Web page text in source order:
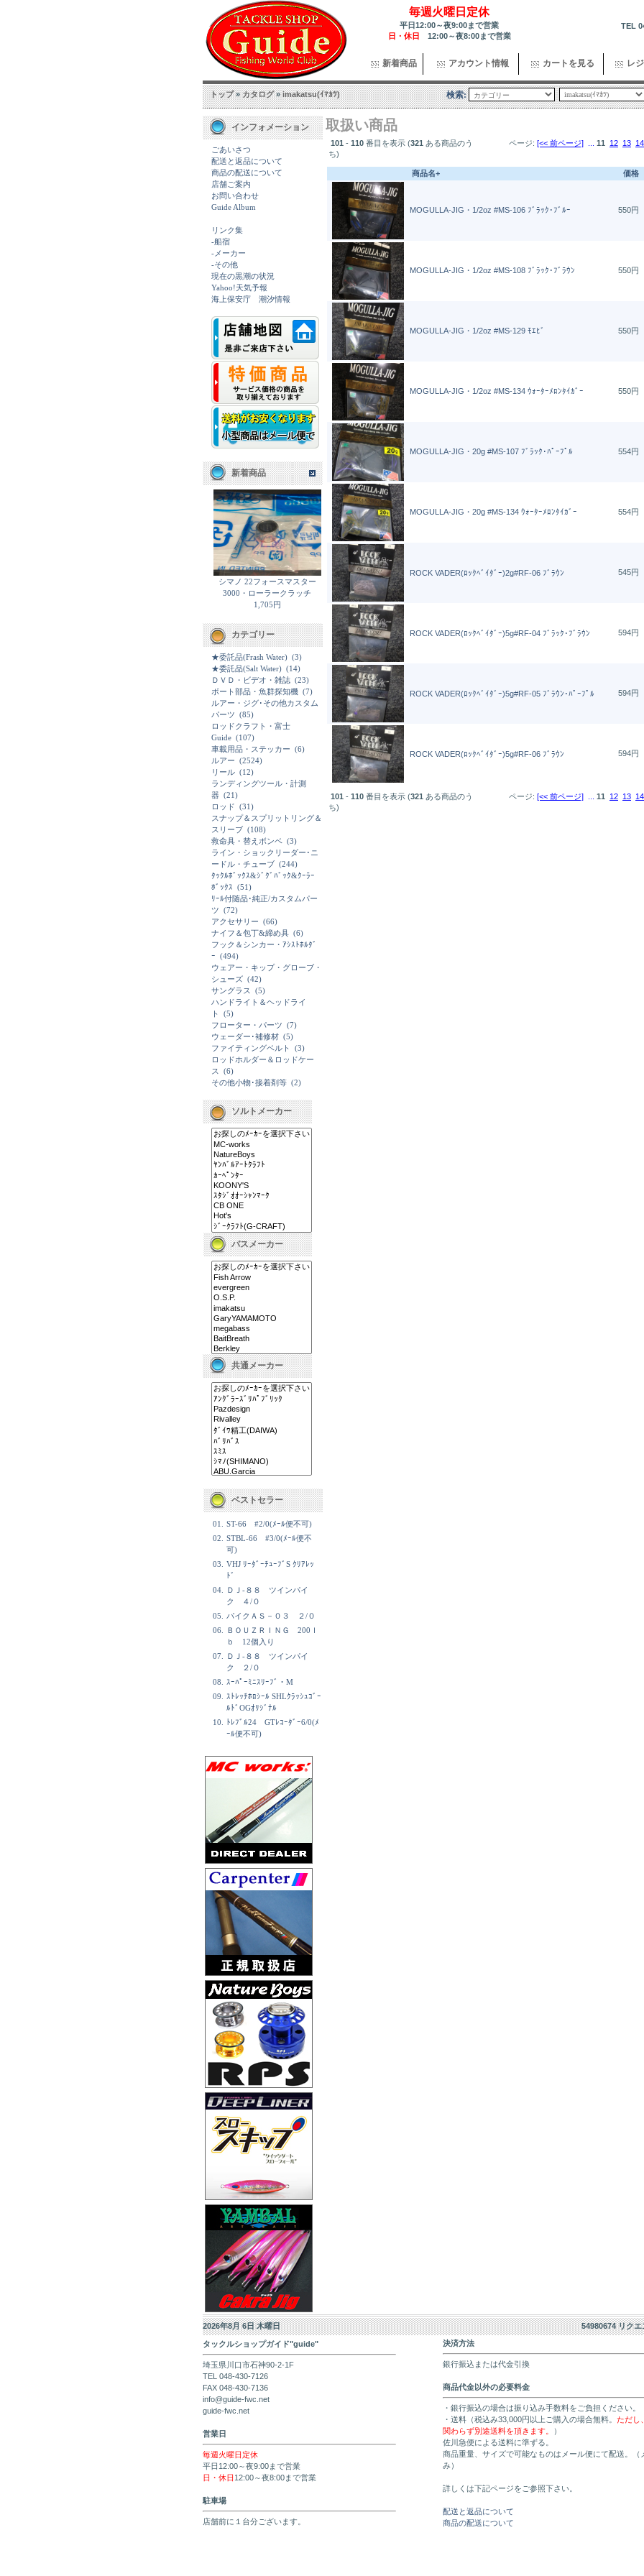
毎週火曜日定休
平日12:00～夜9:00まで営業
日・休日 12:00～夜8:00まで営業
TEL
新着商品 アカウント情報 カートを見る レ
トップ»カタログ»imakatsu(ｲﾏｶﾂ) 検索:
インフォメーション
ごあいさつ
配送と返品について
商品の配送について
店舗ご案内
お問い合わせ
Guide Album
リンク集
-船宿
-メーカー
-その他
現在の黒潮の状況
Yahoo!天気予報
海上保安庁 潮汐情報
新着商品
シマノ 22フォースマスター
3000・ローラークラッチ
1,705円
カテゴリー
★委託品(Frash Water) (3)
★委託品(Salt Water) (14)
ＤＶＤ・ビデオ・雑誌 (23)
ボート部品・魚群探知機 (7)
ルアー・ジグ･その他カスタム
パーツ (85)
ロッドクラフト・富士
Guide (107)
車載用品・ステッカー (6)
ルアー (2524)
リール (12)
ランディングツール・計測
器 (21)
ロッド (31)
スナップ＆スプリットリング＆
スリーブ (108)
救命具・替えボンベ (3)
ライン・ショックリーダー･ニ
ードル・チューブ (244)
ﾀｯｸﾙﾎﾞｯｸｽ&ｼﾞｸﾞﾊﾞｯｸ&ｸｰﾗｰ
ﾎﾞｯｸｽ (51)
ﾘｰﾙ付随品･純正/カスタムパー
ツ (72)
アクセサリー (66)
ナイフ＆包丁&締め具 (6)
フック＆シンカー・ｱｼｽﾄﾎﾙﾀﾞ
ｰ (494)
ウェアー・キップ・グローブ・
シューズ (42)
サングラス
(5)
ハンドライト＆ヘッドライ
ト
(5)
フローター・パーツ (7)
ウェーダー･補修材 (5)
ファイティングベルト
(3)
ロッドホルダー＆ロッドケー
ス
(6)
その他小物･接着剤等 (2)
ソルトメーカー
バスメーカー
共通メーカー
ベストセラー
01.
ST-66 #2/0(ﾒｰﾙ便不可)
02.
STBL-66 #3/0(ﾒｰﾙ便不
可)
03.
VHJ ﾘｰﾀﾞｰﾁｭｰﾌﾞS ｸﾘｱﾚｯ
ﾄﾞ
04.
ＤＪ-８８ ツインパイ
ク ４/０
05.
パイクＡＳ－０３ ２/０
06.
ＢＯＵＺＲＩＮＧ 200ｌ
ｂ 12個入り
07.
ＤＪ-８８ ツインパイ
ク ２/０
08.
ｽｰﾊﾟｰﾐﾆｽﾘｰﾌﾞ・M
09.
ｽﾄﾚｯﾁﾎﾛｼｰﾙ SHLｸﾗｯｼｭｺﾞｰ
ﾙﾄﾞOGｵﾘｼﾞﾅﾙ
10.
ﾄﾚﾌﾞﾙ24 GTﾚｺｰﾀﾞｰ6/0(ﾒ
ｰﾙ便不可)
取扱い商品
101 - 110 番目を表示 (321 ある商品のう
ち)
ページ: [<< 前ページ] 11 12 13 14
商品名+ 価格
MOGULLA-JIG・1/2oz #MS-106 ﾌﾞﾗｯｸ･ﾌﾞﾙｰ 550円
MOGULLA-JIG・1/2oz #MS-108 ﾌﾞﾗｯｸ･ﾌﾞﾗｳﾝ 550円
MOGULLA-JIG・1/2oz #MS-129 ﾓｴﾋﾞ 550円
MOGULLA-JIG・1/2oz #MS-134 ｳｫｰﾀｰﾒﾛﾝﾀｲｶﾞｰ 550円
MOGULLA-JIG・20g #MS-107 ﾌﾞﾗｯｸ･ﾊﾟｰﾌﾟﾙ 554円
MOGULLA-JIG・20g #MS-134 ｳｫｰﾀｰﾒﾛﾝﾀｲｶﾞｰ 554円
ROCK VADER(ﾛｯｸﾍﾞｲﾀﾞｰ)2g#RF-06 ﾌﾞﾗｳﾝ 545円
ROCK VADER(ﾛｯｸﾍﾞｲﾀﾞｰ)5g#RF-04 ﾌﾞﾗｯｸ･ﾌﾞﾗｳﾝ 594円
ROCK VADER(ﾛｯｸﾍﾞｲﾀﾞｰ)5g#RF-05 ﾌﾞﾗｳﾝ･ﾊﾟｰﾌﾟﾙ 594円
ROCK VADER(ﾛｯｸﾍﾞｲﾀﾞｰ)5g#RF-06 ﾌﾞﾗｳﾝ 594円
101 - 110 番目を表示 (321 ある商品のう
ち)
ページ: [<< 前ページ] 11 12 13 14
2026年8月 6日 木曜日 54980674 リク
タックルショップガイド"guide"
埼玉県川口市石神90-2-1F
TEL 048-430-7126
FAX 048-430-7136
info@guide-fwc.net
guide-fwc.net
営業日
毎週火曜日定休
平日12:00～夜9:00まで営業
日・休日 12:00～夜8:00まで営業
駐車場
店舗前に１台分ございます。
決済方法
銀行振込または代金引換
商品代金以外の必要料金
・銀行振込の場合は振り込み手数料をご負担ください。
・送料（税込み33,000円以上ご購入の場合無料。 ただし
関わらず別途送料を頂きます。
）
佐川急便による送料に準ずる。
商品重量、サイズで可能なものはメール便にて配送。
み）
詳しくは下記ページをご参照下さい。
配送と返品について
商品の配送について